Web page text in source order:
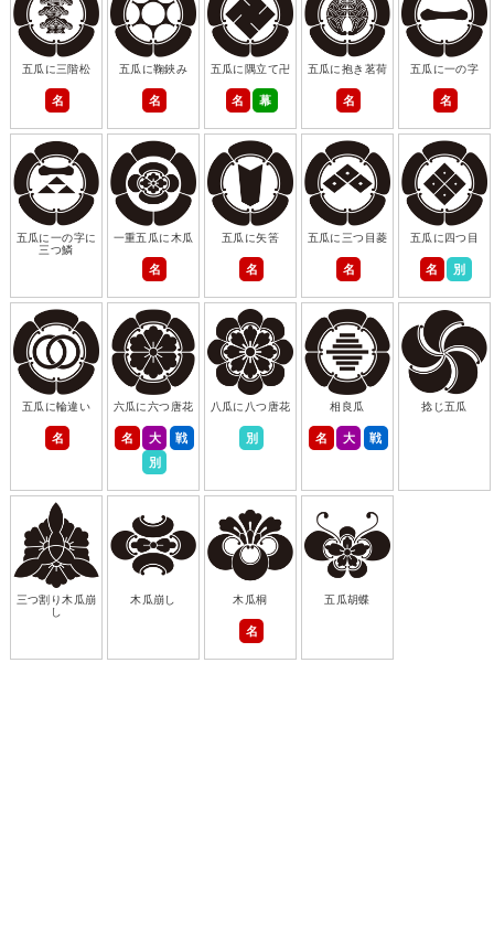
五瓜に三階松
名
五瓜に鞠鋏み
名
五瓜に隅立て卍
名 幕
五瓜に抱き茗荷
名
五瓜に一の字
名
五瓜に一の字に
三つ鱗
一重五瓜に木瓜
名
五瓜に矢筈
名
五瓜に三つ目菱
名
五瓜に四つ目
名 別
五瓜に輪違い
名
六瓜に六つ唐花
名 大
戦
別
八瓜に八つ唐花
別
相良瓜
名 大 戦
捻じ五瓜
三つ割り木瓜崩
し
木瓜崩し 木瓜桐
名
五瓜胡蝶